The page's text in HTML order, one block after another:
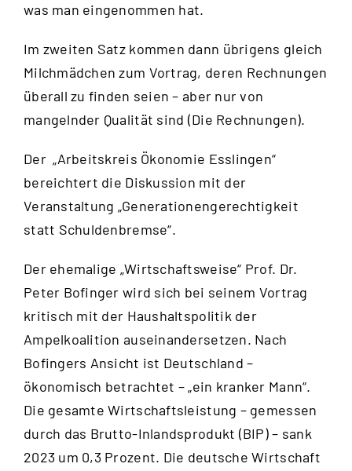
was man eingenommen hat.
Im zweiten Satz kommen dann übrigens gleich
Milchmädchen zum Vortrag, deren Rechnungen
überall zu finden seien – aber nur von
mangelnder Qualität sind (Die Rechnungen).
Der „Arbeitskreis Ökonomie Esslingen“
bereichtert die Diskussion mit der
Veranstaltung „Generationengerechtigkeit
statt Schuldenbremse“.
Der ehemalige „Wirtschaftsweise“ Prof. Dr.
Peter Bofinger wird sich bei seinem Vortrag
kritisch mit der Haushaltspolitik der
Ampelkoalition auseinandersetzen. Nach
Bofingers Ansicht ist Deutschland –
ökonomisch betrachtet – „ein kranker Mann“.
Die gesamte Wirtschaftsleistung – gemessen
durch das Brutto-Inlandsprodukt (BIP) – sank
2023 um 0,3 Prozent. Die deutsche Wirtschaft